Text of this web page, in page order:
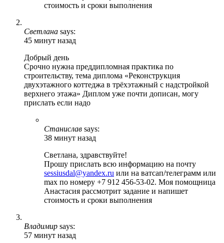
стоимость и сроки выполнения
Светлана says:
45 минут назад
Добрый день
Срочно нужна преддипломная практика по
строительству, тема диплома «Реконструкция
двухэтажного коттеджа в трёхэтажный с надстройкой
верхнего этажа» Диплом уже почти дописан, могу
прислать если надо
Станислав says:
38 минут назад
Светлана, здравствуйте!
Прошу прислать всю информацию на почту
sessiusdal@yandex.ru или на ватсап/телеграмм или
max по номеру +7 912 456-53-02. Моя помощница
Анастасия рассмотрит задание и напишет
стоимость и сроки выполнения
Владимир says:
57 минут назад